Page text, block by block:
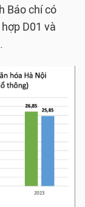
Báo chí có
D01 và